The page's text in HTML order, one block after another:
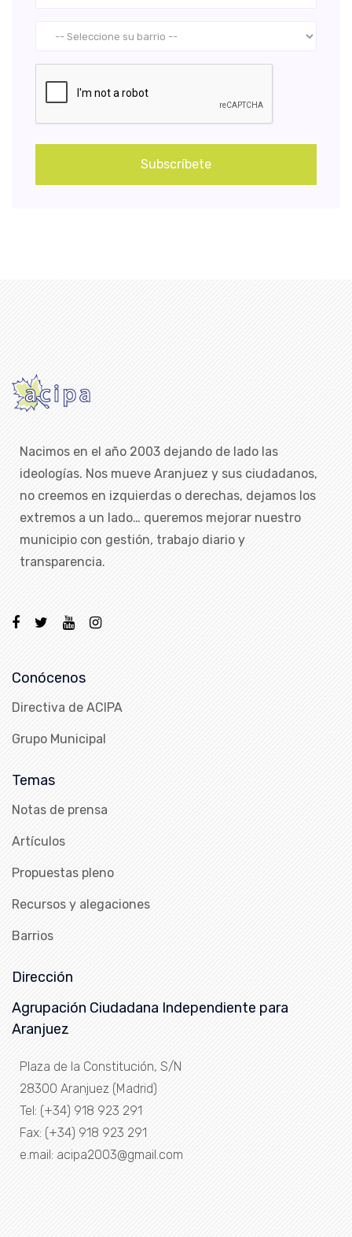
Subscríbete
Nacimos en el año 2003 dejando de lado las
ideologías. Nos mueve Aranjuez y sus ciudadanos,
no creemos en izquierdas o derechas, dejamos los
extremos a un lado… queremos mejorar nuestro
municipio con gestión, trabajo diario y
transparencia.
Conócenos
Directiva de ACIPA
Grupo Municipal
Temas
Notas de prensa
Artículos
Propuestas pleno
Recursos y alegaciones
Barrios
Dirección
Agrupación Ciudadana Independiente para
Aranjuez
Plaza de la Constitución, S/N
28300 Aranjuez (Madrid)
Tel: (+34) 918 923 291
Fax: (+34) 918 923 291
e.mail: acipa2003@gmail.com